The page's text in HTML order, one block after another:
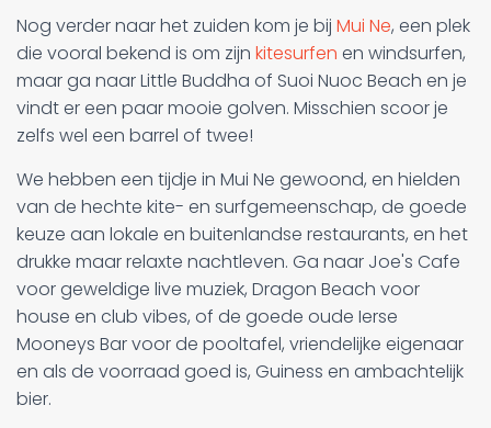
Nog verder naar het zuiden kom je bij Mui Ne, een plek
die vooral bekend is om zijn kitesurfen en windsurfen,
maar ga naar Little Buddha of Suoi Nuoc Beach en je
vindt er een paar mooie golven. Misschien scoor je
zelfs wel een barrel of twee!
We hebben een tijdje in Mui Ne gewoond, en hielden
van de hechte kite- en surfgemeenschap, de goede
keuze aan lokale en buitenlandse restaurants, en het
drukke maar relaxte nachtleven. Ga naar Joe's Cafe
voor geweldige live muziek, Dragon Beach voor
house en club vibes, of de goede oude Ierse
Mooneys Bar voor de pooltafel, vriendelijke eigenaar
en als de voorraad goed is, Guiness en ambachtelijk
bier.